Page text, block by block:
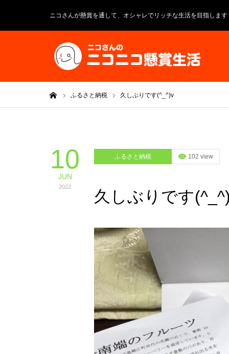
ニコさんが懸賞を通して、オシャレでリッチな生活を目指します
ふるさと納税 久しぶりです(^_^)v
10
JUN
2022
ふるさと納税 102 view
久しぶりです